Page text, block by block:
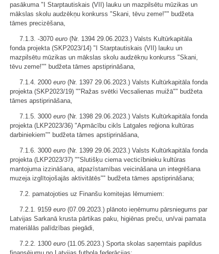
pasākuma "I Starptautiskais (VII) lauku un mazpilsētu mūzikas un
mākslas skolu audzēkņu konkurss "Skani, tēvu zeme!"" budžeta
tāmes precizēšana,
7.1.3. -3070 euro (Nr. 1394 29.06.2023.) Valsts Kultūrkapitāla
fonda projekta (SKP2023/14) "I Starptautiskais (VII) lauku un
mazpilsētu mūzikas un mākslas skolu audzēkņu konkurss "Skani,
tēvu zeme!"" budžeta tāmes apstiprināšana,
7.1.4. 2000 euro (Nr. 1397 29.06.2023.) Valsts Kultūrkapitāla fonda
projekta (SKP2023/19) ""Ražas svētki Vecsalienas muižā"" budžeta
tāmes apstiprināšana,
7.1.5. 3000 euro (Nr. 1398 29.06.2023.) Valsts Kultūrkapitāla fonda
projekta (LKP2023/36) "Apmācību cikls Latgales reģiona kultūras
darbiniekiem"" budžeta tāmes apstiprināšana,
7.1.6. 3000 euro (Nr. 1399 29.06.2023.) Valsts Kultūrkapitāla fonda
projekta (LKP2023/37) ""Slutišķu ciema vecticībnieku kultūras
mantojuma izzināšana, atpazīstamības veicināšana un integrēšana
muzeja izglītojošajās aktivitātēs"" budžeta tāmes apstiprināšana;
7.2. pamatojoties uz Finanšu komitejas lēmumiem:
7.2.1. 9159 euro (07.09.2023.) plānoto ieņēmumu pārsniegums par
Latvijas Sarkanā krusta pārtikas paku, higiēnas preču, un/vai pamata
materiālās palīdzības piegādi,
7.2.2. 1300 euro (11.05.2023.) Sporta skolas saņemtais papildus